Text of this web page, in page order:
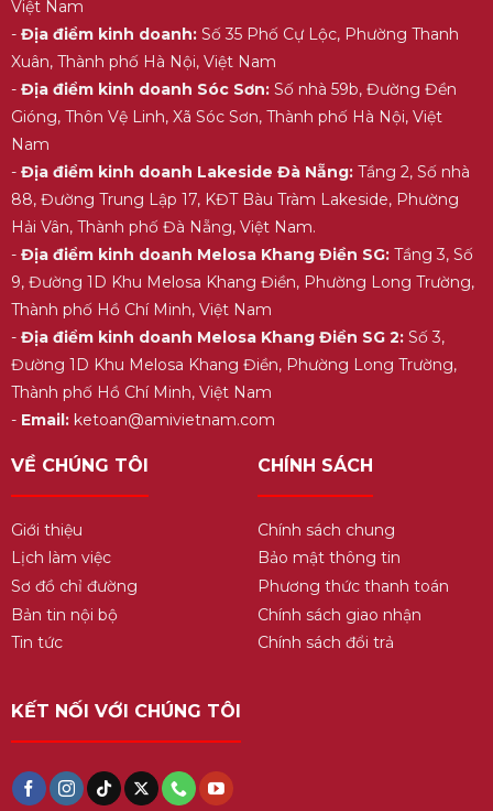
Việt Nam
- Địa điểm kinh doanh:Số 35 Phố Cự Lộc, Phường Thanh
Xuân, Thành phố Hà Nội, Việt Nam
- Địa điểm kinh doanh Sóc Sơn:Số nhà 59b, Đường Đền
Gióng, Thôn Vệ Linh, Xã Sóc Sơn, Thành phố Hà Nội, Việt
Nam
- Địa điểm kinh doanh Lakeside Đà Nẵng:Tầng 2, Số nhà
88, Đường Trung Lập 17, KĐT Bàu Tràm Lakeside, Phường
Hải Vân, Thành phố Đà Nẵng, Việt Nam.
- Địa điểm kinh doanh Melosa Khang Điền SG:Tầng 3, Số
9, Đường 1D Khu Melosa Khang Điền, Phường Long Trường,
Thành phố Hồ Chí Minh, Việt Nam
- Địa điểm kinh doanh Melosa Khang Điền SG 2:Số 3,
Đường 1D Khu Melosa Khang Điền, Phường Long Trường,
Thành phố Hồ Chí Minh, Việt Nam
- Email:ketoan@amivietnam.com
VỀ CHÚNG TÔI
Giới thiệu
Lịch làm việc
Sơ đồ chỉ đường
Bản tin nội bộ
Tin tức
CHÍNH SÁCH
Chính sách chung
Bảo mật thông tin
Phương thức thanh toán
Chính sách giao nhận
Chính sách đổi trả
KẾT NỐI VỚI CHÚNG TÔI